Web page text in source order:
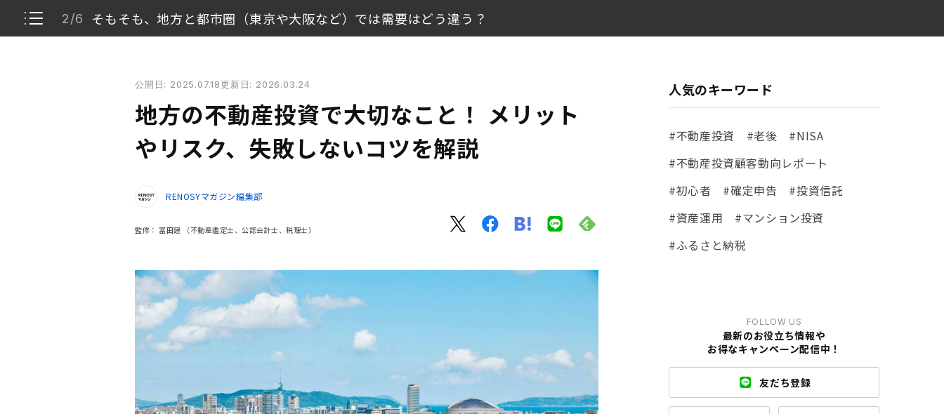
2/6 そもそも、地方と都市圏（東京や大阪など）では需要はどう違う？
地方で不動産投資はできる？
そもそも、地方と都市圏（東京や大阪など）では需要はどう違う？
地方の不動産投資を検討する際のポイント
地方の特徴を理解して不動産投資を始めよう
公開日: 2025.07.18更新日: 2026.03.24
地方の不動産投資で大切なこと！ メリット
やリスク、失敗しないコツを解説
RENOSYマガジン編集部
監修： 冨田建 （不動産鑑定士、公認会計士、税理士）
人気のキーワード
#不動産投資 #老後
#NISA
#不動産投資顧客動向レポート
#初心者
#確定申告
#投資信託
#資産運用
#マンション投資
#ふるさと納税
FOLLOW US
最新のお役立ち情報や
お得なキャンペーン配信中！
友だち登録